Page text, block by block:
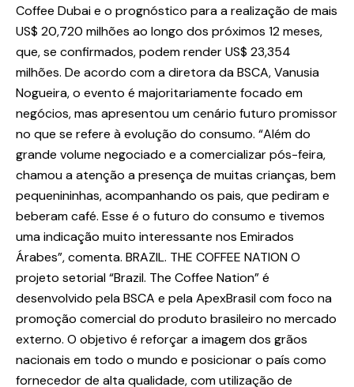
Coffee Dubai e o prognóstico para a realização de mais
US$ 20,720 milhões ao longo dos próximos 12 meses,
que, se confirmados, podem render US$ 23,354
milhões. De acordo com a diretora da BSCA, Vanusia
Nogueira, o evento é majoritariamente focado em
negócios, mas apresentou um cenário futuro promissor
no que se refere à evolução do consumo. “Além do
grande volume negociado e a comercializar pós-feira,
chamou a atenção a presença de muitas crianças, bem
pequenininhas, acompanhando os pais, que pediram e
beberam café. Esse é o futuro do consumo e tivemos
uma indicação muito interessante nos Emirados
Árabes”, comenta. BRAZIL. THE COFFEE NATION O
projeto setorial “Brazil. The Coffee Nation” é
desenvolvido pela BSCA e pela ApexBrasil com foco na
promoção comercial do produto brasileiro no mercado
externo. O objetivo é reforçar a imagem dos grãos
nacionais em todo o mundo e posicionar o país como
fornecedor de alta qualidade, com utilização de